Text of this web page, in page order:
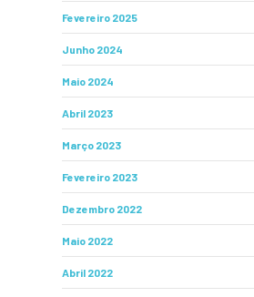
Fevereiro 2025
Junho 2024
Maio 2024
Abril 2023
Março 2023
Fevereiro 2023
Dezembro 2022
Maio 2022
Abril 2022